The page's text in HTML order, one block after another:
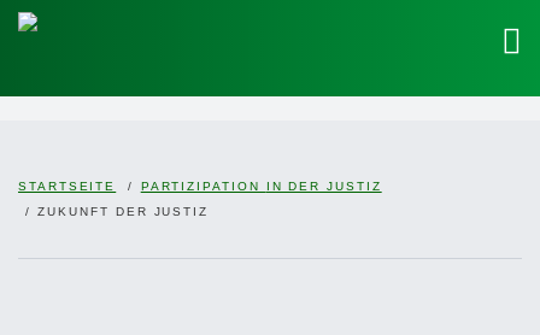
STARTSEITE PARTIZIPATION
IN DER JUSTIZ
ZUKUNFT DER JUSTIZ